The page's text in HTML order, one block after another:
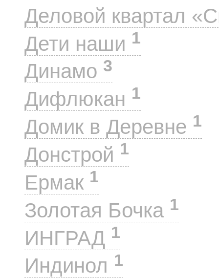
Деловой квартал
Дети наши 1
Динамо 3
Дифлюкан 1
Домик в Деревне 1
Донстрой 1
Ермак 1
Золотая Бочка 1
ИНГРАД 1
Индинол 1